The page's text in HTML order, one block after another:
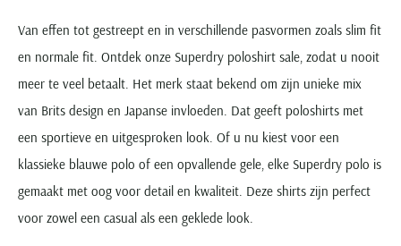
Van effen tot gestreept en in verschillende pasvormen zoals slim fit
en normale fit. Ontdek onze Superdry poloshirt sale, zodat u nooit
meer te veel betaalt. Het merk staat bekend om zijn unieke mix
van Brits design en Japanse invloeden. Dat geeft poloshirts met
een sportieve en uitgesproken look. Of u nu kiest voor een
klassieke blauwe polo of een opvallende gele, elke Superdry polo is
gemaakt met oog voor detail en kwaliteit. Deze shirts zijn perfect
voor zowel een casual als een geklede look.